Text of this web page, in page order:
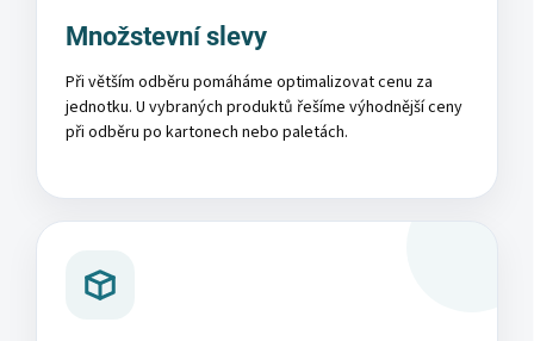
Množstevní slevy
Při větším odběru pomáháme optimalizovat cenu za
jednotku. U vybraných produktů řešíme výhodnější ceny
při odběru po kartonech nebo paletách.